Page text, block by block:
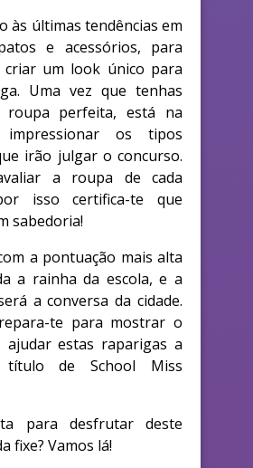
às últimas tendências em
e acessórios, para
criar um look único para
Uma vez que tenhas
roupa perfeita, está na
os tipos
irão julgar o concurso.
a roupa de cada
isso certifica-te que
sabedoria!
a pontuação mais alta
a rainha da escola, e a
a conversa da cidade.
te para mostrar o
estas raparigas a
de School Miss
para desfrutar deste
fixe? Vamos lá!